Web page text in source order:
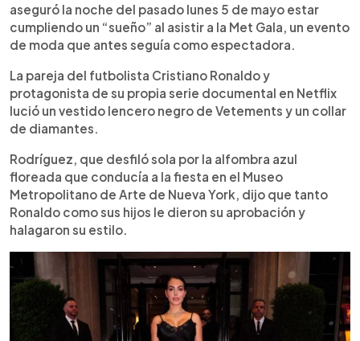
aseguró la noche del pasado lunes 5 de mayo estar
cumpliendo un “sueño” al asistir a la Met Gala, un evento
de moda que antes seguía como espectadora.
La pareja del futbolista Cristiano Ronaldo y
protagonista de su propia serie documental en Netflix
lució un vestido lencero negro de Vetements y un collar
de diamantes.
Rodríguez, que desfiló sola por la alfombra azul
floreada que conducía a la fiesta en el Museo
Metropolitano de Arte de Nueva York, dijo que tanto
Ronaldo como sus hijos le dieron su aprobación y
halagaron su estilo.